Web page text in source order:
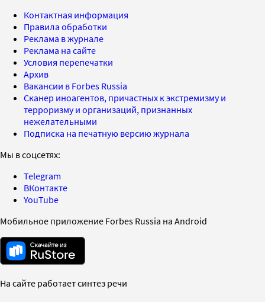
Контактная информация
Правила обработки
Реклама в журнале
Реклама на сайте
Условия перепечатки
Архив
Вакансии в Forbes Russia
Сканер иноагентов, причастных к экстремизму и
терроризму и организаций, признанных
нежелательными
Подписка на печатную версию журнала
Мы в соцсетях:
Telegram
ВКонтакте
YouTube
Мобильное приложение Forbes Russia на Android
На сайте работает синтез речи